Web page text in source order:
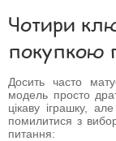
Чотири
покупкою
Досить часто
модель просто
цікаву іграшку,
помилитися з
питання: